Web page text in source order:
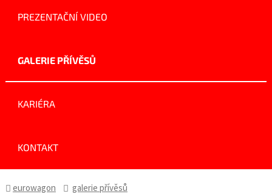
PREZENTAČNÍ VIDEO
GALERIE PŘÍVĚSŮ
KARIÉRA
KONTAKT
eurowagon
galerie přívěsů